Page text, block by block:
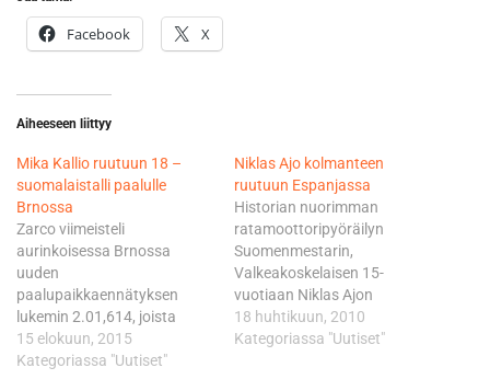
Facebook X
Aiheeseen liittyy
Mika Kallio ruutuun 18 –
suomalaistalli paalulle
Brnossa
Zarco viimeisteli
aurinkoisessa Brnossa
uuden
paalupaikkaennätyksen
lukemin 2.01,614, joista
Kallio jäi 1,397 sekuntia.
Kauden viidennen
15 elokuun, 2015
Kategoriassa "Uutiset"
Niklas Ajo kolmanteen
ruutuun Espanjassa
Historian nuorimman
ratamoottoripyöräilyn
Suomenmestarin,
Valkeakoskelaisen 15-
vuotiaan Niklas Ajon
kilpailukausi Espanjan
avoimessa
18 huhtikuun, 2010
Kategoriassa "Uutiset"